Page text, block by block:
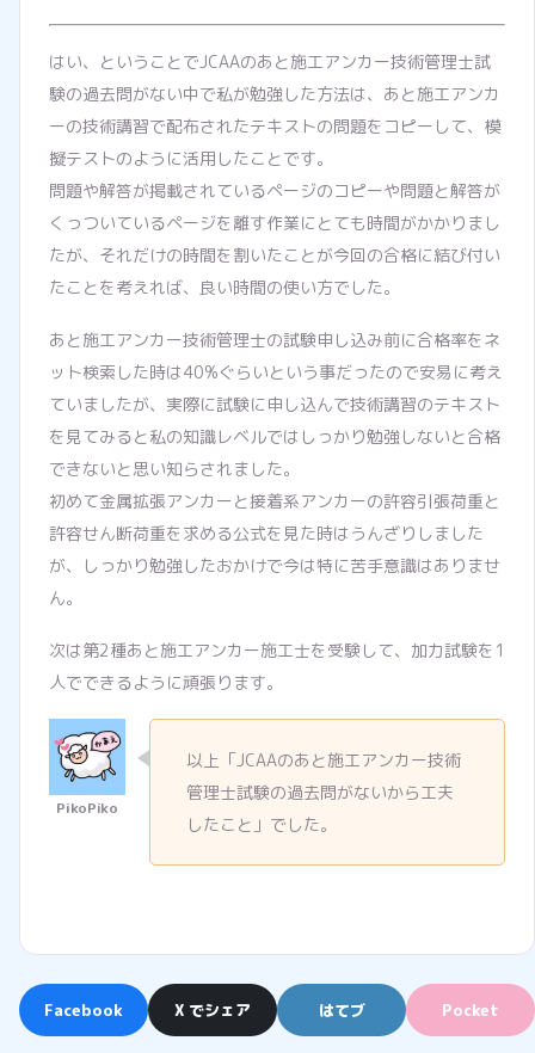
はい、ということでJCAAのあと施工アンカー技術管理士試
験の過去問がない中で私が勉強した方法は、あと施工アンカ
ーの技術講習で配布されたテキストの問題をコピーして、模
擬テストのように活用したことです。
問題や解答が掲載されているページのコピーや問題と解答が
くっついているページを離す作業にとても時間がかかりまし
たが、それだけの時間を割いたことが今回の合格に結び付い
たことを考えれば、良い時間の使い方でした。
あと施工アンカー技術管理士の試験申し込み前に合格率をネ
ット検索した時は40%ぐらいという事だったので安易に考え
ていましたが、実際に試験に申し込んで技術講習のテキスト
を見てみると私の知識レベルではしっかり勉強しないと合格
できないと思い知らされました。
初めて金属拡張アンカーと接着系アンカーの許容引張荷重と
許容せん断荷重を求める公式を見た時はうんざりしました
が、しっかり勉強したおかけで今は特に苦手意識はありませ
ん。
次は第2種あと施工アンカー施工士を受験して、加力試験を1
人でできるように頑張ります。
以上「JCAAのあと施工アンカー技術
管理士試験の過去問がないから工夫
したこと」でした。
Facebook X でシェア はてブ Pocket